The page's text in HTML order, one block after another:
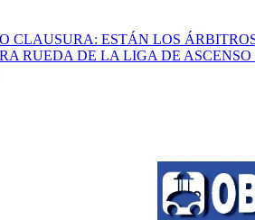
CLAUSURA: ESTÁN LOS
RUEDA DE LA LIGA DE